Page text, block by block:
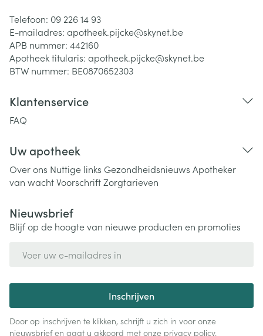
Telefoon: 09 226 14 93
E-mailadres: apotheek.pijcke@skynet.be
APB nummer: 442160
Apotheek titularis: apotheek.pijcke@skynet.be
BTW nummer: BE0870652303
Klantenservice
FAQ
Uw apotheek
Over ons Nuttige links Gezondheidsnieuws Apotheker
van wachtVoorschriftZorgtarieven
Nieuwsbrief
Blijf op de hoogte van nieuwe producten en promoties
Inschrijven
Door op inschrijven te klikken, schrijft u zich in voor onze
nieuwsbrief en gaat u akkoord met onze privacy policy.